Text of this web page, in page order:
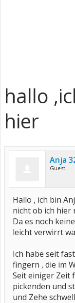
hallo
hier
Anja
Guest
Hallo , ich bin
nicht ob ich hier
Da es noch
leicht verwirrt
Ich habe seit
fingern , die im
Seit einiger Zeit
pickenden und
und Zehe